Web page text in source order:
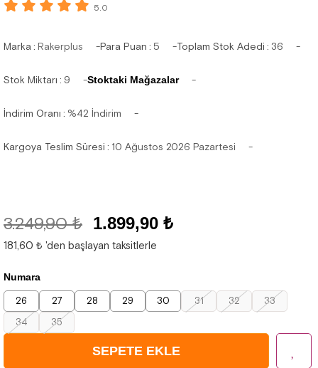
5.0
Marka : Rakerplus Para Puan : 5 Toplam Stok Adedi : 36
Stok Miktarı : 9 Stoktaki Mağazalar
İndirim Oranı : %42 İndirim
Kargoya Teslim Süresi : 10 Ağustos 2026 Pazartesi
3.249,90 ₺ 1.899,90 ₺
181,60 ₺ 'den başlayan taksitlerle
Numara
26 27 28 29 30 31 32
33
34
35